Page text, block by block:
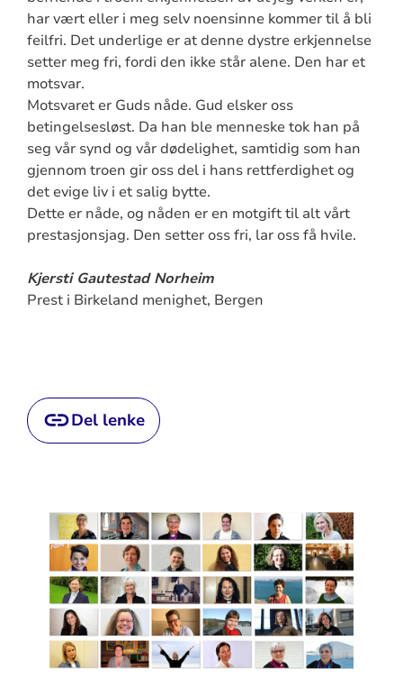
har vært eller i meg selv noensinne kommer til å bli
feilfri. Det underlige er at denne dystre erkjennelse
setter meg fri, fordi den ikke står alene. Den har et
motsvar.
Motsvaret er Guds nåde. Gud elsker oss
betingelsesløst. Da han ble menneske tok han på
seg vår synd og vår dødelighet, samtidig som han
gjennom troen gir oss del i hans rettferdighet og
det evige liv i et salig bytte.
Dette er nåde, og nåden er en motgift til alt vårt
prestasjonsjag. Den setter oss fri, lar oss få hvile.
Kjersti Gautestad Norheim
Prest i Birkeland menighet, Bergen
Del lenke